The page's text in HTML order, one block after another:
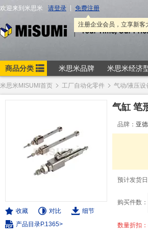
米思米MISUMI首页 工厂自动化零件 气动/液压设
收藏 对比
细节
产品目录P.1365>
气缸 笔
品牌： 亚
预计发货日
购买件数：
数量折扣：